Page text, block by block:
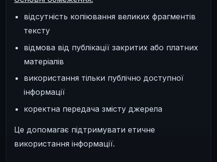
відсутність копіювання великих фрагментів
тексту
відмова від публікації закритих або платних
матеріалів
використання тільки публічно доступної
інформації
коректна передача змісту джерела
Це допомагає підтримувати етичне
використання інформації.